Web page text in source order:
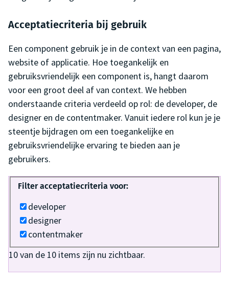
Acceptatiecriteria bij gebruik
Een component gebruik je in de context van een pagina,
website of applicatie. Hoe toegankelijk en
gebruiksvriendelijk een component is, hangt daarom
voor een groot deel af van context. We hebben
onderstaande criteria verdeeld op rol: de developer, de
designer en de contentmaker. Vanuit iedere rol kun je je
steentje bijdragen om een toegankelijke en
gebruiksvriendelijke ervaring te bieden aan je
gebruikers.
Filter acceptatiecriteria voor:
developer
designer
contentmaker
10van de 10 items zijn nu zichtbaar.